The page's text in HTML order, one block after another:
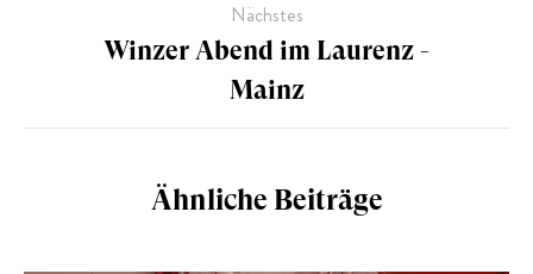
Nächstes
Winzer Abend im Laurenz -
Mainz
Ähnliche Beiträge